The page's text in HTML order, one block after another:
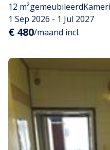
12 m²gemeubileerdKamer
1 Sep 2026 - 1 Jul 2027
€ 480/maand incl.